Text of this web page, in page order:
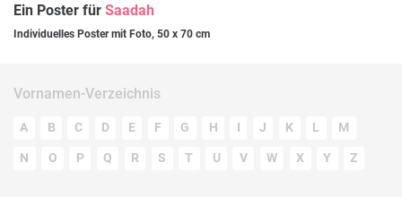
Ein Poster für Saadah
Individuelles Poster mit Foto, 50 x 70 cm
Vornamen-Verzeichnis
A B C D E F G H I J K L M
N O P Q R S T U V W X Y Z